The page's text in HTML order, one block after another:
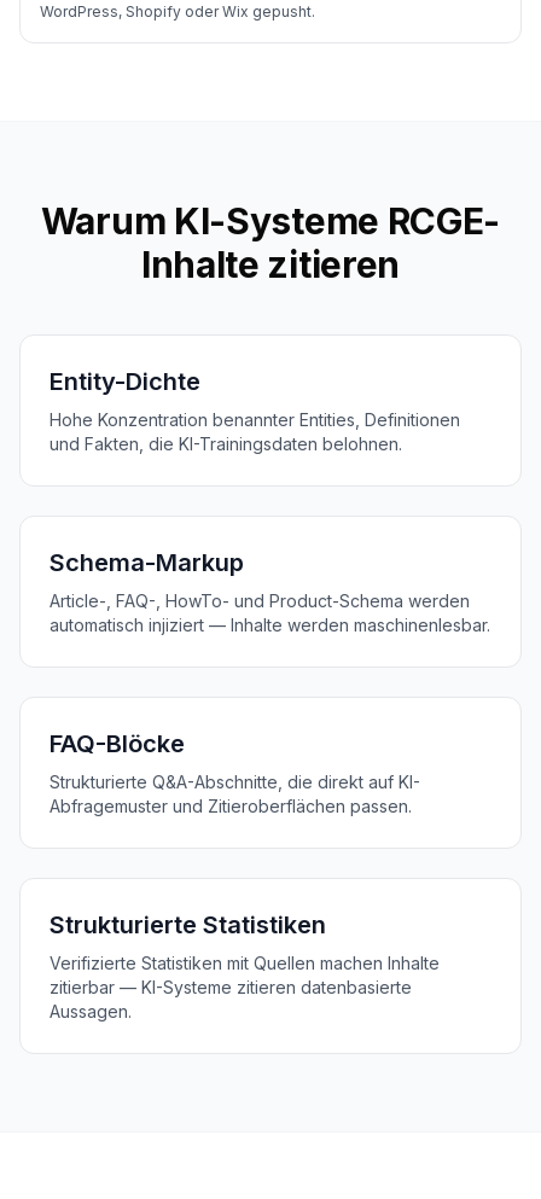
WordPress, Shopify oder Wix gepusht.
Warum KI-Systeme RCGE-
Inhalte zitieren
Entity-Dichte
Hohe Konzentration benannter Entities, Definitionen
und Fakten, die KI-Trainingsdaten belohnen.
Schema-Markup
Article-, FAQ-, HowTo- und Product-Schema werden
automatisch injiziert — Inhalte werden maschinenlesbar.
FAQ-Blöcke
Strukturierte Q&A-Abschnitte, die direkt auf KI-
Abfragemuster und Zitieroberflächen passen.
Strukturierte Statistiken
Verifizierte Statistiken mit Quellen machen Inhalte
zitierbar — KI-Systeme zitieren datenbasierte
Aussagen.